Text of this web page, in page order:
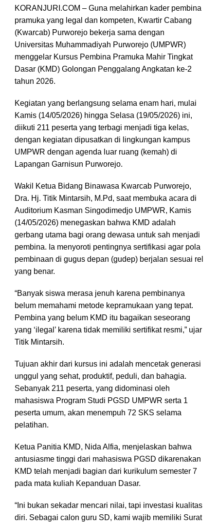
KORANJURI.COM – Guna melahirkan kader pembina
pramuka yang legal dan kompeten, Kwartir Cabang
(Kwarcab) Purworejo bekerja sama dengan
Universitas Muhammadiyah Purworejo (UMPWR)
menggelar Kursus Pembina Pramuka Mahir Tingkat
Dasar (KMD) Golongan Penggalang Angkatan ke-2
tahun 2026.
Kegiatan yang berlangsung selama enam hari, mulai
Kamis (14/05/2026) hingga Selasa (19/05/2026) ini,
diikuti 211 peserta yang terbagi menjadi tiga kelas,
dengan kegiatan dipusatkan di lingkungan kampus
UMPWR dengan agenda luar ruang (kemah) di
Lapangan Garnisun Purworejo.
Wakil Ketua Bidang Binawasa Kwarcab Purworejo,
Dra. Hj. Titik Mintarsih, M.Pd, saat membuka acara di
Auditorium Kasman Singodimedjo UMPWR, Kamis
(14/05/2026) menegaskan bahwa KMD adalah
gerbang utama bagi orang dewasa untuk sah menjadi
pembina. Ia menyoroti pentingnya sertifikasi agar pola
pembinaan di gugus depan (gudep) berjalan sesuai rel
yang benar.
“Banyak siswa merasa jenuh karena pembinanya
belum memahami metode kepramukaan yang tepat.
Pembina yang belum KMD itu bagaikan seseorang
yang ‘ilegal’ karena tidak memiliki sertifikat resmi,” ujar
Titik Mintarsih.
Tujuan akhir dari kursus ini adalah mencetak generasi
unggul yang sehat, produktif, peduli, dan bahagia.
Sebanyak 211 peserta, yang didominasi oleh
mahasiswa Program Studi PGSD UMPWR serta 1
peserta umum, akan menempuh 72 SKS selama
pelatihan.
Ketua Panitia KMD, Nida Alfia, menjelaskan bahwa
antusiasme tinggi dari mahasiswa PGSD dikarenakan
KMD telah menjadi bagian dari kurikulum semester 7
pada mata kuliah Kepanduan Dasar.
“Ini bukan sekadar mencari nilai, tapi investasi kualitas
diri. Sebagai calon guru SD, kami wajib memiliki Surat